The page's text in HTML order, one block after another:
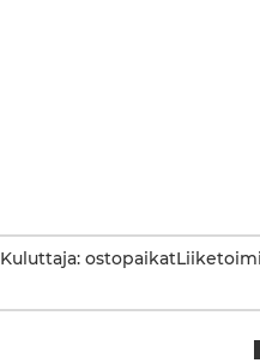
Kuluttaja: ostopaikat